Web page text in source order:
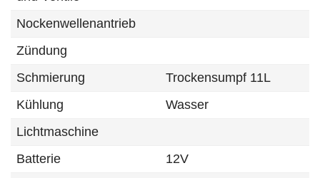
Nockenwellenantrieb
Zündung
Schmierung
Trockensumpf 11L
Kühlung
Wasser
Lichtmaschine
Batterie
12V